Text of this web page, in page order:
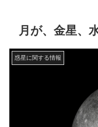
月が、金星、
惑星に関する情報